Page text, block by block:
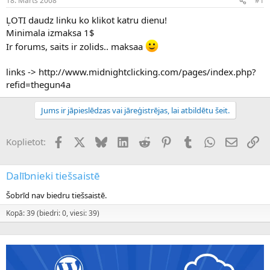
n
a
u
z
s
c
ē
j
a
t
u
m
s
ĻOTI daudz linku ko klikot katru dienu!
Minimala izmaksa 1$
Ir forums, saits ir zolids.. maksaa
links -> http://www.midnightclicking.com/pages/index.php?
refid=thegun4a
Jums ir jāpieslēdzas vai jāreģistrējas, lai atbildētu šeit.
Koplietot: FacebookX (Twitter)
BlueskyLinkedInReddit PinterestTumblrWhatsApp
E-pasts
Dalībnieki tiešsaistē
Šobrīd nav biedru tiešsaistē.
Kopā: 39 (biedri: 0, viesi: 39)